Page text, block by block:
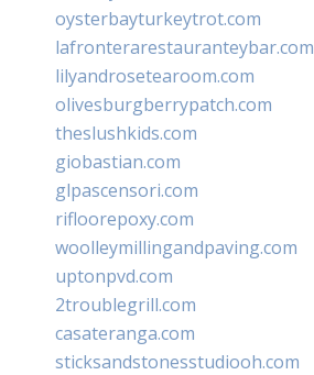
oysterbayturkeytrot.com
lafronterarestauranteybar.com
lilyandrosetearoom.com
olivesburgberrypatch.com
theslushkids.com
giobastian.com
glpascensori.com
rifloorepoxy.com
woolleymillingandpaving.com
uptonpvd.com
2troublegrill.com
casateranga.com
sticksandstonesstudiooh.com